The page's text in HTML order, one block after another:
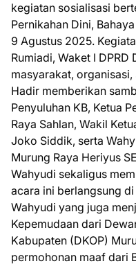
kegiatan sosialisasi
Pernikahan Dini,
9 Agustus 2025.
Rumiadi, Waket I
masyarakat, organisasi,
Hadir memberikan
Penyuluhan KB, Ketua
Raya Sahlan, Wakil
Joko Siddik, serta
Murung Raya Heriyus
Wahyudi sekaligus
acara ini berlangsung
Wahyudi yang juga
Kepemudaan dari
Kabupaten (DKOP)
permohonan maaf dari